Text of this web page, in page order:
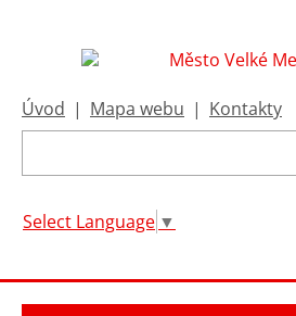
Úvod | Mapa webu | Kontakty
Select Language ▼